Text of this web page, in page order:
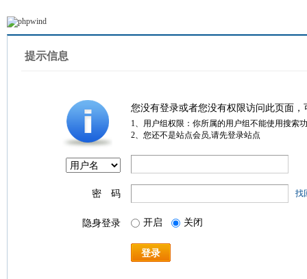
提示信息
您没有登录或者您没有权限访问此页面
1、用户组权限：你所属的用户组不能使用搜索
2、您还不是站点会员,请先登录站点
密 码 找
隐身登录 开启 关闭
登录